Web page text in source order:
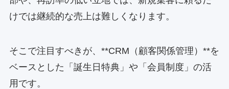
けでは継続的な売上は難しくなります。
そこで注目すべきが、**CRM（顧客関係管理）**を
ベースとした「誕生日特典」や「会員制度」の活
用です。